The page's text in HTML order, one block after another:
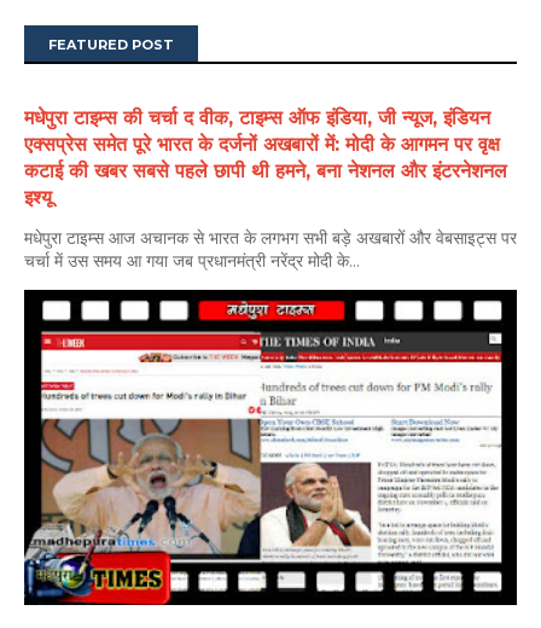
FEATURED POST
मधेपुरा टाइम्स की चर्चा द वीक, टाइम्स ऑफ इंडिया, जी न्यूज, इंडियन
एक्सप्रेस समेत पूरे भारत के दर्जनों अखबारों में: मोदी के आगमन पर वृक्ष
कटाई की खबर सबसे पहले छापी थी हमने, बना नेशनल और इंटरनेशनल
इश्यू
मधेपुरा टाइम्स आज अचानक से भारत के लगभग सभी बड़े अखबारों और वेबसाइट्स पर
चर्चा में उस समय आ गया जब प्रधानमंत्री नरेंद्र मोदी के...